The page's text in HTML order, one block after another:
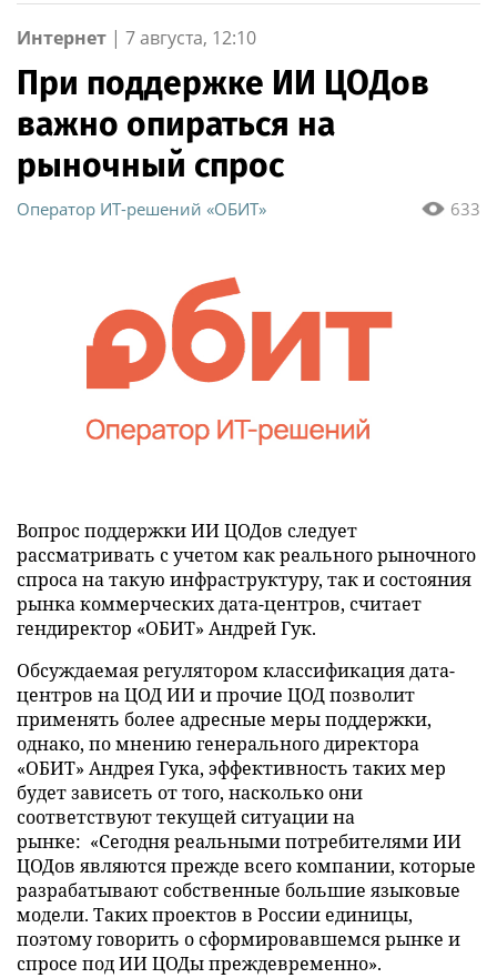
Интернет | 7 августа, 12:10
При поддержке ИИ ЦОДов
важно опираться на
рыночный спрос
633
Оператор ИТ-решений «ОБИТ»
Вопрос поддержки ИИ ЦОДов следует
рассматривать с учетом как реального рыночного
спроса на такую инфраструктуру, так и состояния
рынка коммерческих дата-центров, считает
гендиректор «ОБИТ» Андрей Гук.
Обсуждаемая регулятором классификация дата-
центров на ЦОД ИИ и прочие ЦОД позволит
применять более адресные меры поддержки,
однако, по мнению генерального директора
«ОБИТ» Андрея Гука, эффективность таких мер
будет зависеть от того, насколько они
соответствуют текущей ситуации на
рынке: «Сегодня реальными потребителями ИИ
ЦОДов являются прежде всего компании, которые
разрабатывают собственные большие языковые
модели. Таких проектов в России единицы,
поэтому говорить о сформировавшемся рынке и
спросе под ИИ ЦОДы преждевременно».